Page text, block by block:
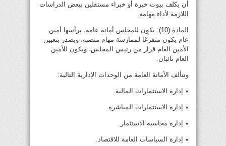
أن يكلف بيوت خبرة أو خبراء مستقلين ببعض الدراسات
اللازمة لأداء مهامه.
المادة (10): يكون للمجلس أمانة عامة، يرأسها أمين
عام يكون متفرغا لممارسة مهام منصبه، ويصدر بتعيين
الأمين العام قرار من رئيس المجلس، ويكون للأمين
العام نائبان.
وتتألف الأمانة العامة من الوحدات الإدارية التالية:
٭ إدارة الاستثمارات المالية.
٭ إدارة الاستثمارات المباشرة.
٭ إدارة محاسبة الاستثمار.
٭ إدارة السياسات العامة للاقتصاد.